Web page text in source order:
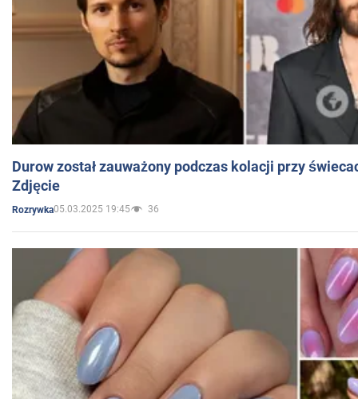
Durow został zauważony podczas kolacji przy
Zdjęcie
Rozrywka05.03.2025 19:45 36